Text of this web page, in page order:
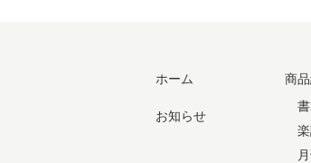
ホーム
お知らせ
商